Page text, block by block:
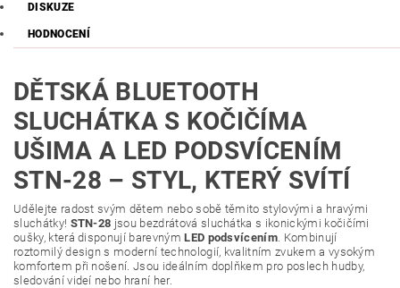
DISKUZE
HODNOCENÍ
DĚTSKÁ BLUETOOTH
SLUCHÁTKA S KOČIČÍMA
UŠIMA A LED PODSVÍCENÍM
STN-28 – STYL, KTERÝ SVÍTÍ
Udělejte radost svým dětem nebo sobě těmito stylovými a hravými
sluchátky! STN-28 jsou bezdrátová sluchátka s ikonickými kočičími
oušky, která disponují barevnýmLED podsvícením. Kombinují
roztomilý design s moderní technologií, kvalitním zvukem a vysokým
komfortem při nošení. Jsou ideálním doplňkem pro poslech hudby,
sledování videí nebo hraní her.